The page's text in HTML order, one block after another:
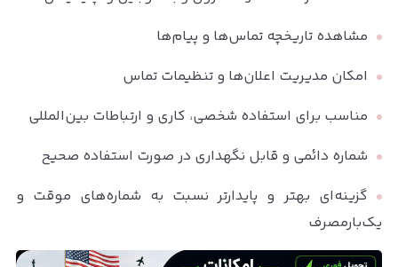
مشاهده تاریخچه تماس‌ها و پیام‌ها
امکان مدیریت اعلان‌ها و تنظیمات تماس
مناسب برای استفاده شخصی، کاری و ارتباطات بین‌المللی
شماره دائمی و قابل نگهداری در صورت استفاده صحیح
گزینه‌ای بهتر و پایدارتر نسبت به شماره‌های موقت و
یک‌بارمصرف